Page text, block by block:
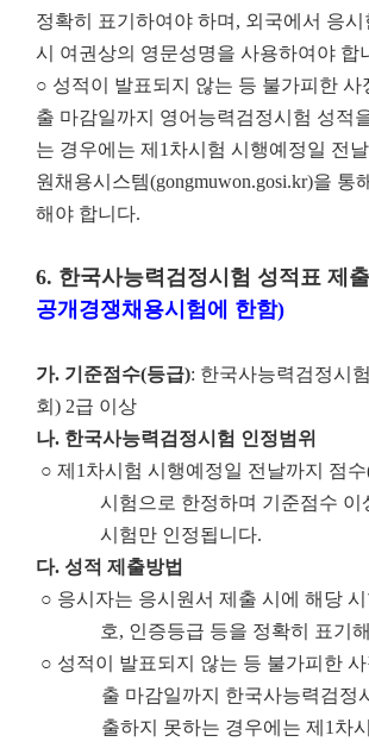
정확히 표기하여야 하며, 외국에서 응시
시 여권상의 영문성명을 사용하여야 합
○ 성적이 발표되지 않는 등 불가피한 사
출 마감일까지 영어능력검정시험 성적
는 경우에는 제1차시험 시행예정일 전
원채용시스템(gongmuwon.gosi.kr)을 통
해야 합니다.
6. 한국사능력검정시험 성적표 제출
공개경쟁채용시험에 한함)
가. 기준점수(등급): 한국사능력검정시
회) 2급 이상
나. 한국사능력검정시험 인정범위
○ 제1차시험 시행예정일 전날까지 점
시험으로 한정하며 기준점수 이
시험만 인정됩니다.
다. 성적 제출방법
○ 응시자는 응시원서 제출 시에 해당
호, 인증등급 등을 정확히 표기
○ 성적이 발표되지 않는 등 불가피한 사
출 마감일까지 한국사능력검정
출하지 못하는 경우에는 제1차